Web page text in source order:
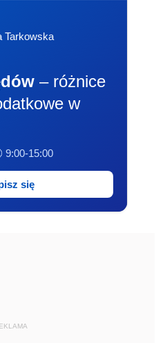
Tarkowska
– różnice
w
9:00-15:00
się